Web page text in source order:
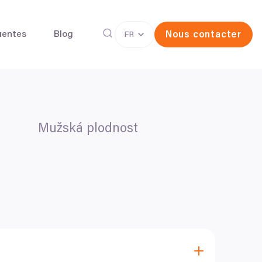
Blog FR Nous contacter
Mužská plodnost